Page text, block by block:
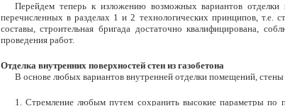
Перейдем теперь к изложению возможных вариантов
перечисленных в разделах 1 и 2 технологических принципов, т.е.
составы, строительная бригада достаточно квалифицирована,
проведения работ.
Отделка внутренних поверхностей стен из газобетона
В основе любых вариантов внутренней отделки помещений,
1. Стремление любым путем сохранить высокие параметры по